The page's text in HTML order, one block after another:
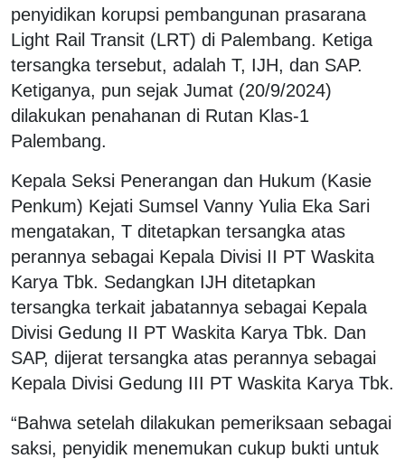
penyidikan korupsi pembangunan prasarana
Light Rail Transit (LRT) di Palembang. Ketiga
tersangka tersebut, adalah T, IJH, dan SAP.
Ketiganya, pun sejak Jumat (20/9/2024)
dilakukan penahanan di Rutan Klas-1
Palembang.
Kepala Seksi Penerangan dan Hukum (Kasie
Penkum) Kejati Sumsel Vanny Yulia Eka Sari
mengatakan, T ditetapkan tersangka atas
perannya sebagai Kepala Divisi II PT Waskita
Karya Tbk. Sedangkan IJH ditetapkan
tersangka terkait jabatannya sebagai Kepala
Divisi Gedung II PT Waskita Karya Tbk. Dan
SAP, dijerat tersangka atas perannya sebagai
Kepala Divisi Gedung III PT Waskita Karya Tbk.
“Bahwa setelah dilakukan pemeriksaan sebagai
saksi, penyidik menemukan cukup bukti untuk